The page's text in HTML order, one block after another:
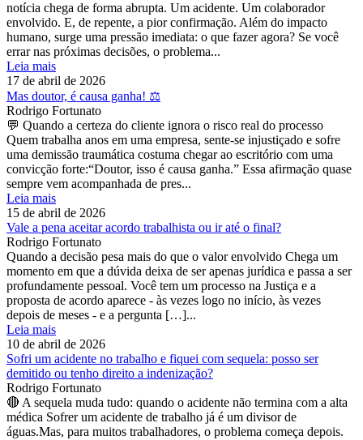
notícia chega de forma abrupta. Um acidente. Um colaborador
envolvido. E, de repente, a pior confirmação. Além do impacto
humano, surge uma pressão imediata: o que fazer agora? Se você
errar nas próximas decisões, o problema...
Leia mais
17 de abril de 2026
Mas doutor, é causa ganha! ⚖️
Rodrigo Fortunato
💬 Quando a certeza do cliente ignora o risco real do processo
Quem trabalha anos em uma empresa, sente-se injustiçado e sofre
uma demissão traumática costuma chegar ao escritório com uma
convicção forte:“Doutor, isso é causa ganha.” Essa afirmação quase
sempre vem acompanhada de pres...
Leia mais
15 de abril de 2026
Vale a pena aceitar acordo trabalhista ou ir até o final?
Rodrigo Fortunato
Quando a decisão pesa mais do que o valor envolvido Chega um
momento em que a dúvida deixa de ser apenas jurídica e passa a ser
profundamente pessoal. Você tem um processo na Justiça e a
proposta de acordo aparece - às vezes logo no início, às vezes
depois de meses - e a pergunta […]...
Leia mais
10 de abril de 2026
Sofri um acidente no trabalho e fiquei com sequela: posso ser
demitido ou tenho direito a indenização?
Rodrigo Fortunato
🔴 A sequela muda tudo: quando o acidente não termina com a alta
médica Sofrer um acidente de trabalho já é um divisor de
águas.Mas, para muitos trabalhadores, o problema começa depois.